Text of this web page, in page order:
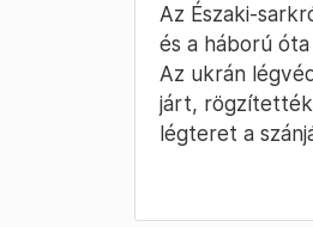
Az Északi-
és a háború
Az ukrán
járt,
légteret a